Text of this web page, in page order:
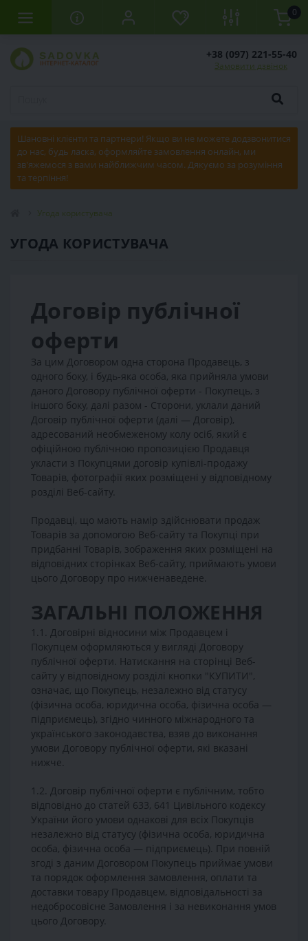
0
+38 (097) 221-55-40
Замовити дзвінок
Шановні клієнти та партнери! Якщо ви не можете додзвонитися
до нас, будь ласка, оформляйте замовлення онлайн, ми
зв'яжемося з вами найближчим часом. Дякуємо за розуміння
та терпіння!
Угода користувача
УГОДА КОРИСТУВАЧА
Договір публічної
оферти
За цим Договором одна сторона Продавець, з
одного боку, і будь-яка особа, яка прийняла умови
даного Договору публічної оферти - Покупець, з
іншого боку, далі разом - Сторони, уклали даний
Договір публічної оферти (далі — Договір),
адресований необмеженому колу осіб, який є
офіційною публічною пропозицією Продавця
укласти з Покупцями договір купівлі-продажу
Товарів, фотографії яких розміщені у відповідному
розділі Веб-сайту.
Продавці, що мають намір здійснювати продаж
Товарів за допомогою Веб-сайту та Покупці при
придбанні Товарів, зображення яких розміщені на
відповідних сторінках Веб-сайту, приймають умови
цього Договору про нижченаведене.
ЗАГАЛЬНІ ПОЛОЖЕННЯ
1.1. Договірні відносини між Продавцем і
Покупцем оформляються у вигляді Договору
публічної оферти. Натискання на сторінці Веб-
сайту у відповідному розділі кнопки "КУПИТИ",
означає, що Покупець, незалежно від статусу
(фізична особа, юридична особа, фізична особа —
підприємець), згідно чинного міжнародного та
українського законодавства, взяв до виконання
умови Договору публічної оферти, які вказані
нижче.
1.2. Договір публічної оферти є публічним, тобто
відповідно до статей 633, 641 Цивільного кодексу
України його умови однакові для всіх Покупців
незалежно від статусу (фізична особа, юридична
особа, фізична особа — підприємець). При повній
згоді з даним Договором Покупець приймає умови
та порядок оформлення замовлення, оплати та
доставки товару Продавцем, відповідальності за
недобросовісне Замовлення і за невиконання умов
цього Договору.